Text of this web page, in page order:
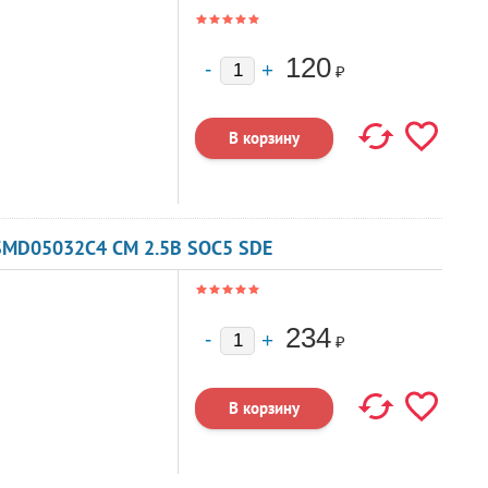
120 ₽
CM 2.5В SOC5 SDE
234 ₽